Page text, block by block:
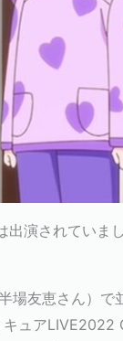
演されていま
場友恵さん）
ュア